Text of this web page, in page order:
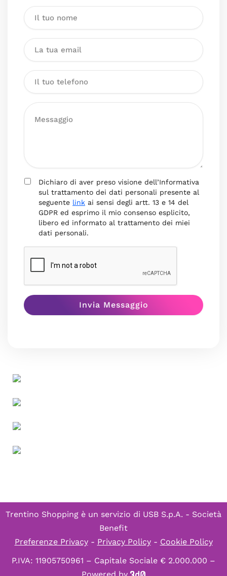
Dichiaro di aver preso visione dell’Informativa
sul trattamento dei dati personali presente al
seguente link ai sensi degli artt. 13 e 14 del
GDPR ed esprimo il mio consenso esplicito,
libero ed informato al trattamento dei miei
dati personali.
Trentino Shopping è un servizio di USB S.p.A. - Società
Benefit
Preferenze Privacy- Privacy Policy- Cookie Policy
P.IVA: 11905750961 – Capitale Sociale € 2.000.000 –